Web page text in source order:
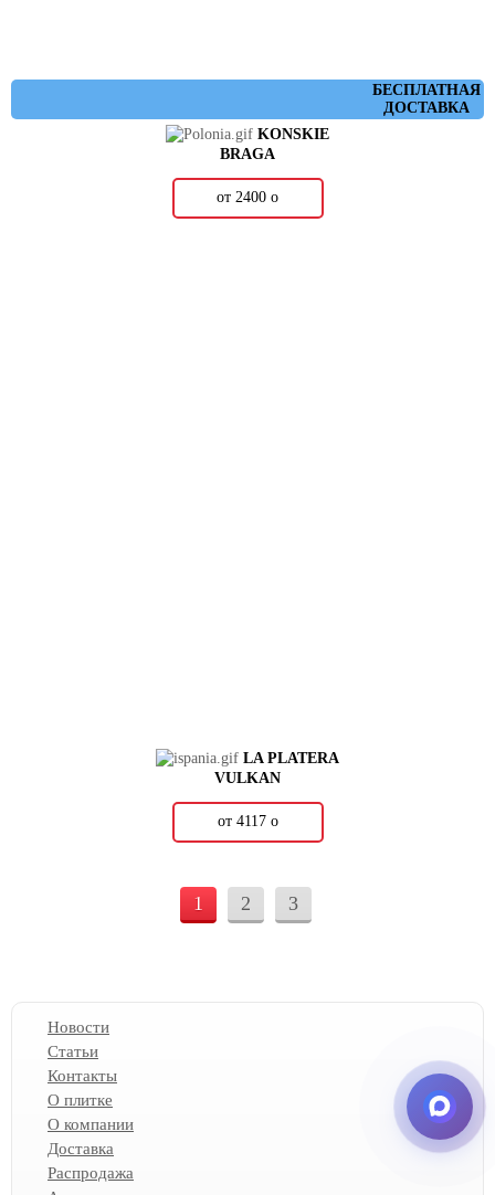
БЕСПЛАТНАЯ
ДОСТАВКА
KONSKIE
BRAGA
от 2400 о
LA PLATERA
VULKAN
от 4117 о
1 2 3
Новости
Статьи
Контакты
О плитке
О компании
Доставка
Распродажа